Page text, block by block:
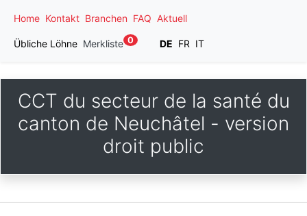
Home Kontakt Branchen FAQ Aktuell
Übliche Löhne Merkliste 0 DE FR IT
CCT du secteur de la santé du
canton de Neuchâtel - version
droit public